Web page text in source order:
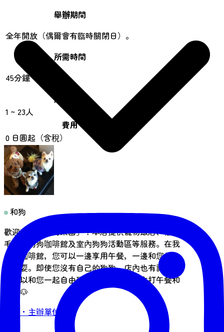
舉辦期間
全年開放（偶爾會有臨時關閉日）。
所需時間
45分鐘 - 2小時
成行人數
1 ~ 23人
費用
0 日圓起（含稅）
和狗
歡迎來到「帶狗樂園」！本店提供寵物飯店、修剪
毛髮、狗狗咖啡館及室內狗狗活動區等服務。在我
們的咖啡館，您可以一邊享用午餐，一邊和您的狗
狗玩耍。即使您沒有自己的狗狗，店內也有許多狗
狗可以和您一起自由玩耍。我們的菜單主打午餐和
甜點🐶
洽詢・主辦單位資訊